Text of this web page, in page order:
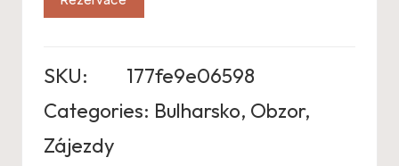
SKU:
177fe9e06598
Categories: Bulharsko, Obzor,
Zájezdy